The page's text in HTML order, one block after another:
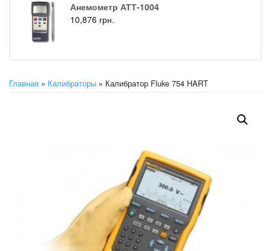
Анемометр АТТ-1004
10,876 грн.
Главная » Калибраторы » Калибратор Fluke 754 HART